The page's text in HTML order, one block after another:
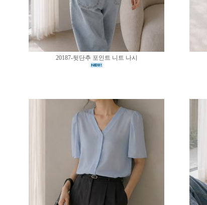
20187-뒷단추 포인트 니트 나시